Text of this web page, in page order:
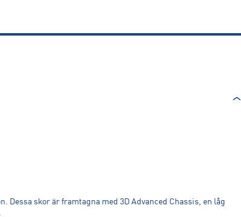
Dessa skor är framtagna med 3D Advanced Chassis, en låg